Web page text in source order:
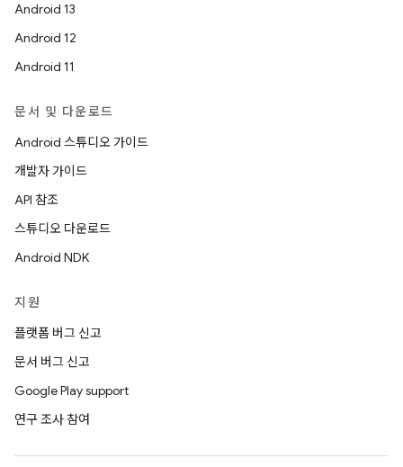
Android 13
Android 12
Android 11
문서 및 다운로드
Android 스튜디오 가이드
개발자 가이드
API 참조
스튜디오 다운로드
Android NDK
지원
플랫폼 버그 신고
문서 버그 신고
Google Play support
연구 조사 참여